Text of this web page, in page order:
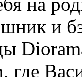
и
где